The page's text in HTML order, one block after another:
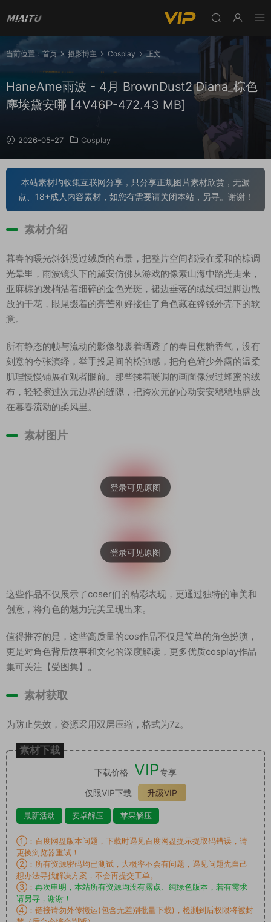
当前位置： 首页 摄影博主 Cosplay 正文
HaneAme雨波 - 4月 BrownDust2 Diana_棕色
塵埃黛安哪 [4V46P-472.43 MB]
2026-05-27 Cosplay
本站素材均收集互联网分享，只分享正规图片素材欣赏，无漏
点、18+成人内容素材，如您有需要请关闭本站，另寻。谢谢！
素材介绍
暮春的暖光斜斜漫过绒质的布景，把整片空间都浸在柔和的棕调
光晕里，雨波镜头下的黛安仿佛从游戏的像素山海中踏光走来，
亚麻棕的发梢沾着细碎的金色光斑，裙边垂落的绒线扫过脚边散
放的干花，眼尾缀着的亮芒刚好接住了角色藏在锋锐外壳下的软
意。
所有静态的帧与流动的影像都裹着晒透了的春日焦糖香气，没有
刻意的夸张演绎，举手投足间的松弛感，把角色鲜少外露的温柔
肌理慢慢铺展在观者眼前。那些揉着暖调的画面像浸过蜂蜜的绒
布，轻轻擦过次元边界的缝隙，把跨次元的心动安安稳稳地盛放
在暮春流动的柔风里。
素材图片
这些作品不仅展示了coser们的精彩表现，更通过独特的审美和
创意，将角色的魅力完美呈现出来。
值得推荐的是，这些高质量的cos作品不仅是简单的角色扮演，
更是对角色背后故事和文化的深度解读，更多优质cosplay作品
集可关注【受图集】。
素材获取
为防止失效，资源采用双层压缩，格式为7z。
素材下载
下载价格 VIP专享
仅限VIP下载
升级VIP
最新活动 安卓解压 苹果解压
①：百度网盘版本问题，下载时遇见百度网盘提示提取码错误，请
更换浏览器重试！
②：所有资源密码均已测试，大概率不会有问题，遇见问题先自己
想办法寻找解决方案，不会再提交工单。
③： 再次申明，本站所有资源均没有露点、纯绿色版本，若有需求
请另寻，谢谢！
④：链接请勿外传搬运(包含无差别批量下载)，检测到后权限将被封